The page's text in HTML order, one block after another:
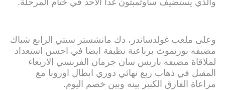
وعلى ملعب غولدساندز، دك مانشستر سيتي الرابع شباك
مضيفه بورنموث برباعية نظيفة ايضا في احسن استعداد
لملاقاة مضيفه باريس سان جرمان الفرنسي الاربعاء
المقبل في ذهاب ربع نهائي دوري ابطال اوروبا مع
مراعاة الفارق الكبير بينه وبين خصم اليوم.